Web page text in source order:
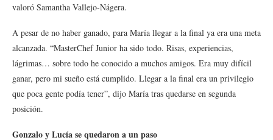
valoró Samantha Vallejo-Nágera.
A pesar de no haber ganado, para María llegar a la final ya era una meta
alcanzada. “MasterChef Junior ha sido todo. Risas, experiencias,
lágrimas… sobre todo he conocido a muchos amigos. Era muy difícil
ganar, pero mi sueño está cumplido. Llegar a la final era un privilegio
que poca gente podía tener”, dijo María tras quedarse en segunda
posición.
Gonzalo y Lucía se quedaron a un paso